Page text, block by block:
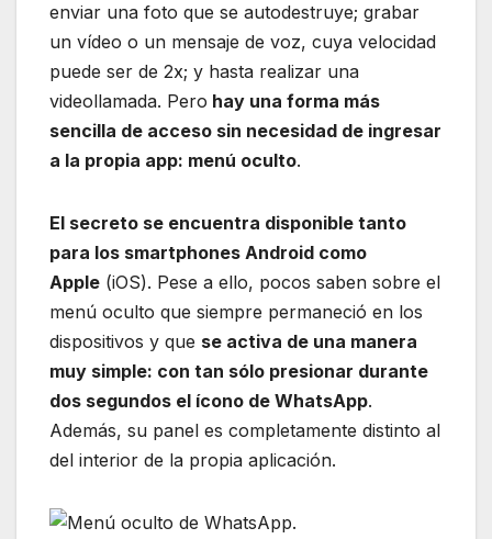
enviar una foto que se autodestruye; grabar
un vídeo o un mensaje de voz, cuya velocidad
puede ser de 2x; y hasta realizar una
videollamada. Pero hay una forma más
sencilla de acceso sin necesidad de ingresar
a la propia app: menú oculto.
El secreto se encuentra disponible tanto
para los smartphones Android como
Apple (iOS). Pese a ello, pocos saben sobre el
menú oculto que siempre permaneció en los
dispositivos y que se activa de una manera
muy simple: con tan sólo presionar durante
dos segundos el ícono de WhatsApp.
Además, su panel es completamente distinto al
del interior de la propia aplicación.